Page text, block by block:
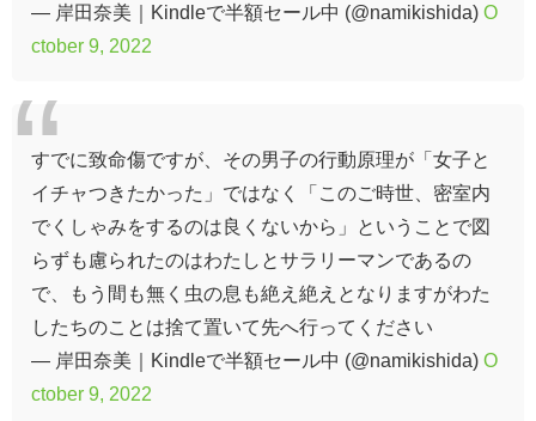
— 岸田奈美｜Kindleで半額セール中 (@namikishida) O
ctober 9, 2022
すでに致命傷ですが、その男子の行動原理が「女子と
イチャつきたかった」ではなく「このご時世、密室内
でくしゃみをするのは良くないから」ということで図
らずも慮られたのはわたしとサラリーマンであるの
で、もう間も無く虫の息も絶え絶えとなりますがわた
したちのことは捨て置いて先へ行ってください
— 岸田奈美｜Kindleで半額セール中 (@namikishida) O
ctober 9, 2022